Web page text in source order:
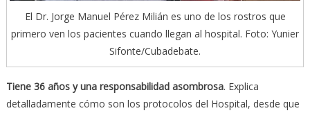
El Dr. Jorge Manuel Pérez Milián es uno de los rostros que
primero ven los pacientes cuando llegan al hospital. Foto: Yunier
Sifonte/Cubadebate.
Tiene 36 años y una responsabilidad asombrosa. Explica
detalladamente cómo son los protocolos del Hospital, desde que